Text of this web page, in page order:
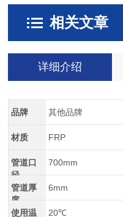
相关文章
详细介绍
品牌 其他品牌
材质 FRP
管道口
径
700mm
管道厚
度
6mm
使用温 20℃